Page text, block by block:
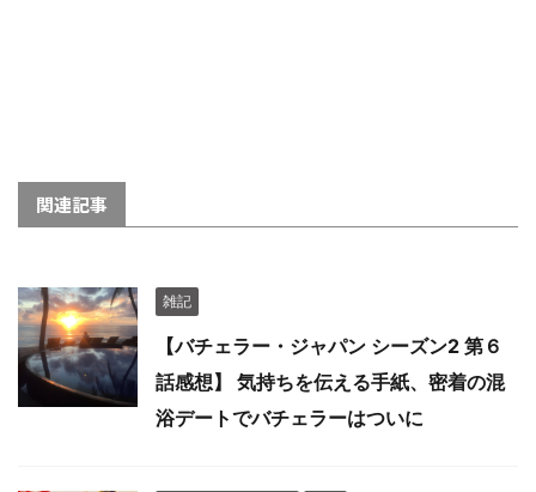
関連記事
雑記
【バチェラー・ジャパン シーズン2 第６
話感想】 気持ちを伝える手紙、密着の混
浴デートでバチェラーはついに